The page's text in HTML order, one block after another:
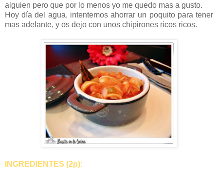
alguien pero que por lo menos yo me quedo mas a gusto.
Hoy día del agua, intentemos ahorrar un poquito para tener
mas adelante, y os dejo con unos chipirones ricos ricos.
INGREDIENTES (2p):